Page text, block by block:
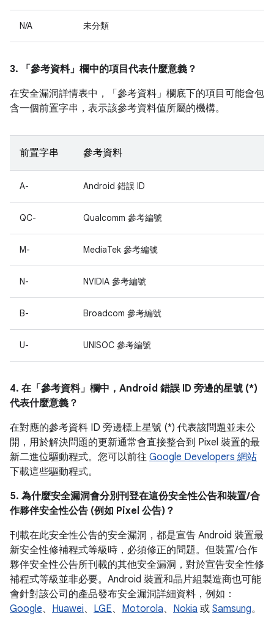
N/A 未分類
3. 「參考資料」 欄中的項目代表什麼意義？
在安全漏洞詳情表中，「參考資料」 欄底下的項目可能會包
含一個前置字串，表示該參考資料值所屬的機構。
前置字串 參考資料
A- Android 錯誤 ID
QC- Qualcomm 參考編號
M- MediaTek 參考編號
N- NVIDIA 參考編號
B- Broadcom 參考編號
U- UNISOC 參考編號
4. 在「參考資料」 欄中，Android 錯誤 ID 旁邊的星號 (*)
代表什麼意義？
在對應的參考資料 ID 旁邊標上星號 (*) 代表該問題並未公
開，用於解決問題的更新通常會直接整合到 Pixel 裝置的最
新二進位驅動程式。您可以前往 Google Developers 網站
下載這些驅動程式。
5. 為什麼安全漏洞會分別刊登在這份安全性公告和裝置/合
作夥伴安全性公告 (例如 Pixel 公告)？
刊載在此安全性公告的安全漏洞，都是宣告 Android 裝置最
新安全性修補程式等級時，必須修正的問題。但裝置/合作
夥伴安全性公告所刊載的其他安全漏洞，對於宣告安全性修
補程式等級並非必要。Android 裝置和晶片組製造商也可能
會針對該公司的產品發布安全漏洞詳細資料，例如：
Google、 Huawei、 LGE、 Motorola、 Nokia 或 Samsung。